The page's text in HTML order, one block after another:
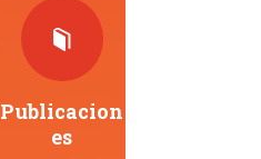
Publicacion
Es